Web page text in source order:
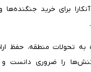
برای خرید جنگنده‌ها
به تحولات منطقه، حفظ
را ضروری دانست و